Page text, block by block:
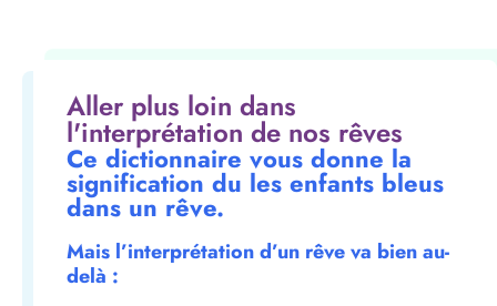
Aller plus loin dans
l'interprétation de nos rêves
Ce dictionnaire vous donne la
signification du les enfants bleus
dans un rêve.
Mais l’interprétation d’un rêve va bien au-
delà :